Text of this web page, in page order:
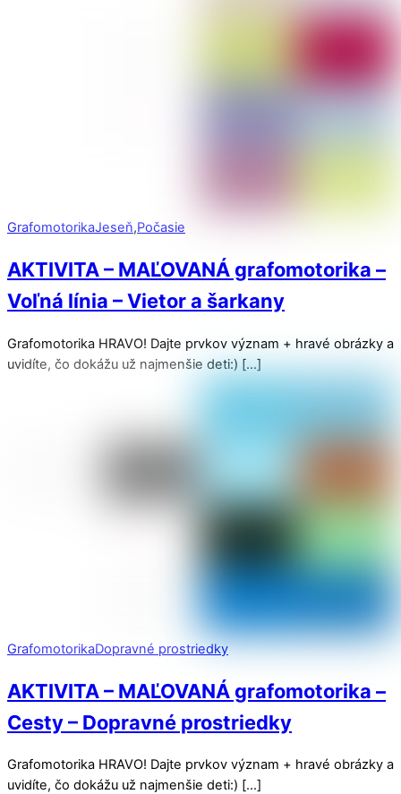
GrafomotorikaJeseň,Počasie
AKTIVITA – MAĽOVANÁ grafomotorika –
Voľná línia – Vietor a šarkany
Grafomotorika HRAVO! Dajte prvkov význam + hravé obrázky a
uvidíte, čo dokážu už najmenšie deti:) […]
GrafomotorikaDopravné prostriedky
AKTIVITA – MAĽOVANÁ grafomotorika –
Cesty – Dopravné prostriedky
Grafomotorika HRAVO! Dajte prvkov význam + hravé obrázky a
uvidíte, čo dokážu už najmenšie deti:) […]